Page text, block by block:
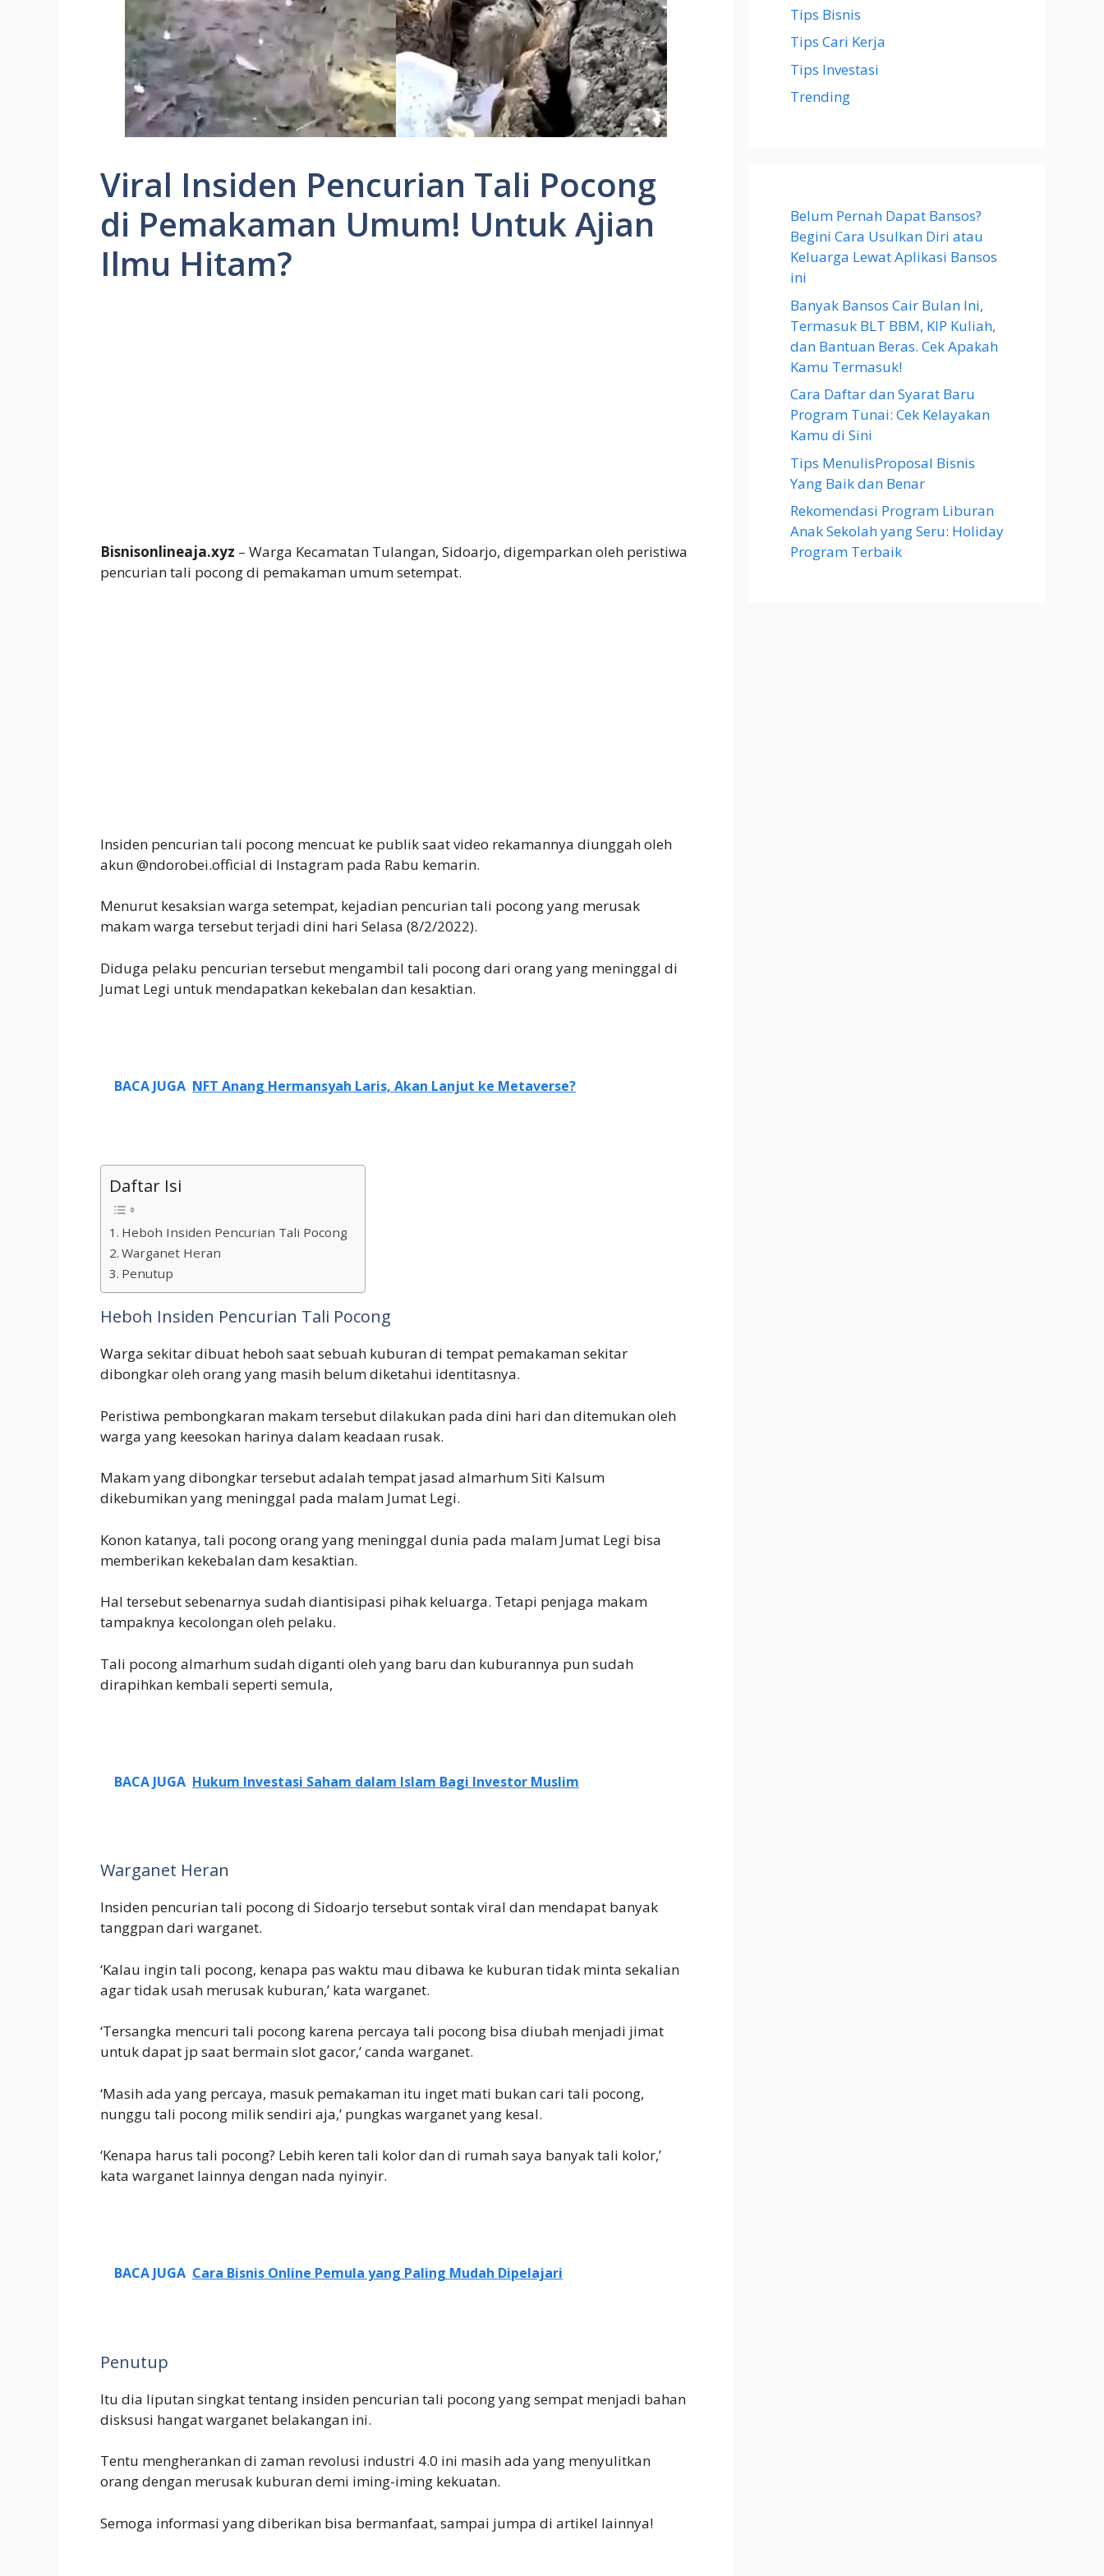
Viral Insiden Pencurian Tali Pocong
di Pemakaman Umum! Untuk Ajian
Ilmu Hitam?
Bisnisonlineaja.xyz – Warga Kecamatan Tulangan, Sidoarjo, digemparkan oleh peristiwa
pencurian tali pocong di pemakaman umum setempat.
Insiden pencurian tali pocong mencuat ke publik saat video rekamannya diunggah oleh
akun @ndorobei.official di Instagram pada Rabu kemarin.
Menurut kesaksian warga setempat, kejadian pencurian tali pocong yang merusak
makam warga tersebut terjadi dini hari Selasa (8/2/2022).
Diduga pelaku pencurian tersebut mengambil tali pocong dari orang yang meninggal di
Jumat Legi untuk mendapatkan kekebalan dan kesaktian.
BACA JUGA NFT Anang Hermansyah Laris, Akan Lanjut ke Metaverse?
Daftar Isi
Heboh Insiden Pencurian Tali Pocong
Warganet Heran
Penutup
Heboh Insiden Pencurian Tali Pocong
Warga sekitar dibuat heboh saat sebuah kuburan di tempat pemakaman sekitar
dibongkar oleh orang yang masih belum diketahui identitasnya.
Peristiwa pembongkaran makam tersebut dilakukan pada dini hari dan ditemukan oleh
warga yang keesokan harinya dalam keadaan rusak.
Makam yang dibongkar tersebut adalah tempat jasad almarhum Siti Kalsum
dikebumikan yang meninggal pada malam Jumat Legi.
Konon katanya, tali pocong orang yang meninggal dunia pada malam Jumat Legi bisa
memberikan kekebalan dam kesaktian.
Hal tersebut sebenarnya sudah diantisipasi pihak keluarga. Tetapi penjaga makam
tampaknya kecolongan oleh pelaku.
Tali pocong almarhum sudah diganti oleh yang baru dan kuburannya pun sudah
dirapihkan kembali seperti semula,
BACA JUGA Hukum Investasi Saham dalam Islam Bagi Investor Muslim
Warganet Heran
Insiden pencurian tali pocong di Sidoarjo tersebut sontak viral dan mendapat banyak
tanggpan dari warganet.
‘Kalau ingin tali pocong, kenapa pas waktu mau dibawa ke kuburan tidak minta sekalian
agar tidak usah merusak kuburan,’ kata warganet.
‘Tersangka mencuri tali pocong karena percaya tali pocong bisa diubah menjadi jimat
untuk dapat jp saat bermain slot gacor,’ canda warganet.
‘Masih ada yang percaya, masuk pemakaman itu inget mati bukan cari tali pocong,
nunggu tali pocong milik sendiri aja,’ pungkas warganet yang kesal.
‘Kenapa harus tali pocong? Lebih keren tali kolor dan di rumah saya banyak tali kolor,’
kata warganet lainnya dengan nada nyinyir.
BACA JUGA Cara Bisnis Online Pemula yang Paling Mudah Dipelajari
Penutup
Itu dia liputan singkat tentang insiden pencurian tali pocong yang sempat menjadi bahan
disksusi hangat warganet belakangan ini.
Tentu mengherankan di zaman revolusi industri 4.0 ini masih ada yang menyulitkan
orang dengan merusak kuburan demi iming-iming kekuatan.
Semoga informasi yang diberikan bisa bermanfaat, sampai jumpa di artikel lainnya!
Tips Bisnis
Tips Cari Kerja
Tips Investasi
Trending
Belum Pernah Dapat Bansos?
Begini Cara Usulkan Diri atau
Keluarga Lewat Aplikasi Bansos
ini
Banyak Bansos Cair Bulan Ini,
Termasuk BLT BBM, KIP Kuliah,
dan Bantuan Beras. Cek Apakah
Kamu Termasuk!
Cara Daftar dan Syarat Baru
Program Tunai: Cek Kelayakan
Kamu di Sini
Tips MenulisProposal Bisnis
Yang Baik dan Benar
Rekomendasi Program Liburan
Anak Sekolah yang Seru: Holiday
Program Terbaik